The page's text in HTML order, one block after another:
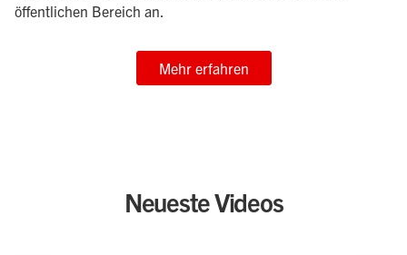
öffentlichen Bereich an.
Mehr erfahren
Neueste Videos